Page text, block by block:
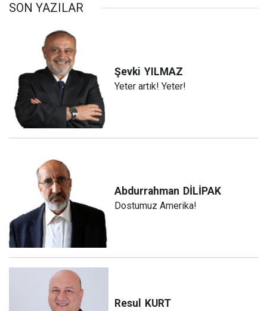
SON YAZILAR
Şevki YILMAZ
Yeter artık! Yeter!
Abdurrahman DİLİPAK
Dostumuz Amerika!
Resul KURT